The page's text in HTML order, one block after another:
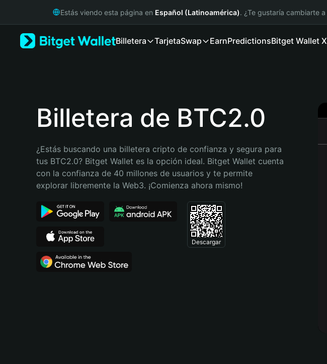
Русский
Bahasa Indonesia
Português (Brasil)
Estás viendo esta página en Español (Latinoamérica). ¿Te gustaría cambiarte a
Billetera TarjetaSwap EarnPredictionsBitget Wallet X
Billetera de BTC2.0
¿Estás buscando una billetera cripto de confianza y segura para
tus BTC2.0? Bitget Wallet es la opción ideal. Bitget Wallet cuenta
con la confianza de 40 millones de usuarios y te permite
explorar libremente la Web3. ¡Comienza ahora mismo!
Descargar